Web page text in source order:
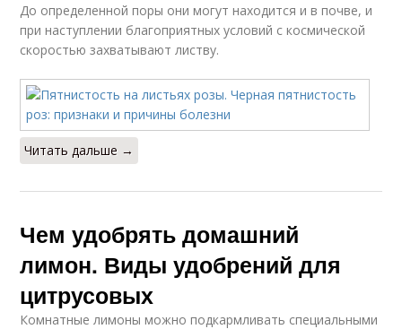
До определенной поры они могут находится и в почве, и
при наступлении благоприятных условий с космической
скоростью захватывают листву.
Читать дальше →
Чем удобрять домашний
лимон. Виды удобрений для
цитрусовых
Комнатные лимоны можно подкармливать специальными